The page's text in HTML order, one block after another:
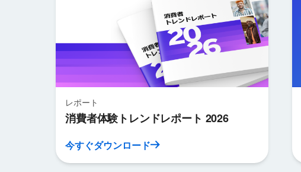
レポート
消費者体験トレンドレポート 2026
今すぐダウンロード